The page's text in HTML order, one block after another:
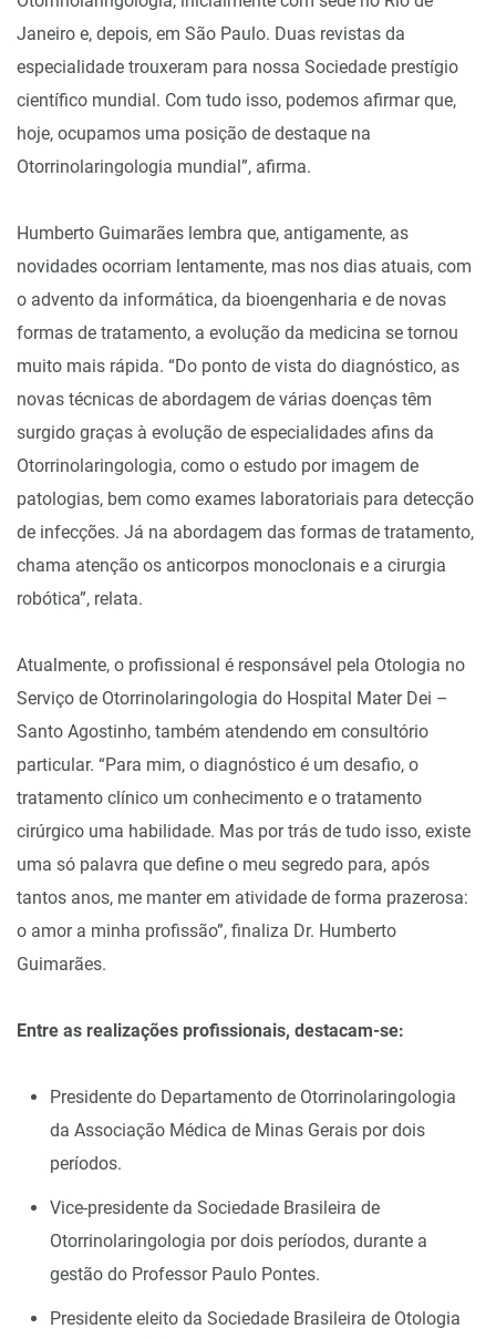
Janeiro e, depois, em São Paulo. Duas revistas da
especialidade trouxeram para nossa Sociedade prestígio
científico mundial. Com tudo isso, podemos afirmar que,
hoje, ocupamos uma posição de destaque na
Otorrinolaringologia mundial”, afirma.
Humberto Guimarães lembra que, antigamente, as
novidades ocorriam lentamente, mas nos dias atuais, com
o advento da informática, da bioengenharia e de novas
formas de tratamento, a evolução da medicina se tornou
muito mais rápida. “Do ponto de vista do diagnóstico, as
novas técnicas de abordagem de várias doenças têm
surgido graças à evolução de especialidades afins da
Otorrinolaringologia, como o estudo por imagem de
patologias, bem como exames laboratoriais para detecção
de infecções. Já na abordagem das formas de tratamento,
chama atenção os anticorpos monoclonais e a cirurgia
robótica”, relata.
Atualmente, o profissional é responsável pela Otologia no
Serviço de Otorrinolaringologia do Hospital Mater Dei –
Santo Agostinho, também atendendo em consultório
particular. “Para mim, o diagnóstico é um desafio, o
tratamento clínico um conhecimento e o tratamento
cirúrgico uma habilidade. Mas por trás de tudo isso, existe
uma só palavra que define o meu segredo para, após
tantos anos, me manter em atividade de forma prazerosa:
o amor a minha profissão”, finaliza Dr. Humberto
Guimarães.
Entre as realizações profissionais, destacam-se:
Presidente do Departamento de Otorrinolaringologia
da Associação Médica de Minas Gerais por dois
períodos.
Vice-presidente da Sociedade Brasileira de
Otorrinolaringologia por dois períodos, durante a
gestão do Professor Paulo Pontes.
Presidente eleito da Sociedade Brasileira de Otologia